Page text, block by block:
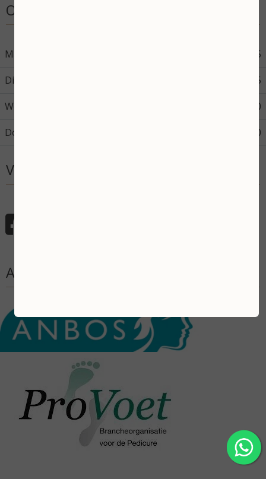
Openingstijden
Maandag
17:45
Dinsdag
17:45
Woensdag
17:30
Donderdag
12:00
Volg mij
Aangesloten bij